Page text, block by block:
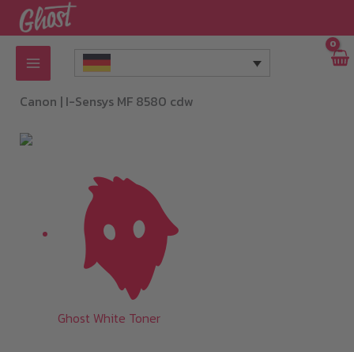
Zum
Inhalt
springen
Canon | I-Sensys MF 8580 cdw
Ghost White Toner